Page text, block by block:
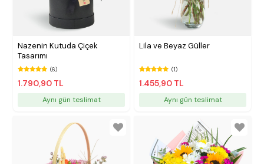
Nazenin Kutuda Çiçek
Tasarımı
(6)
1.790,90 TL
Aynı gün teslimat
Lila ve Beyaz Güller
(1)
1.455,90 TL
Aynı gün teslimat